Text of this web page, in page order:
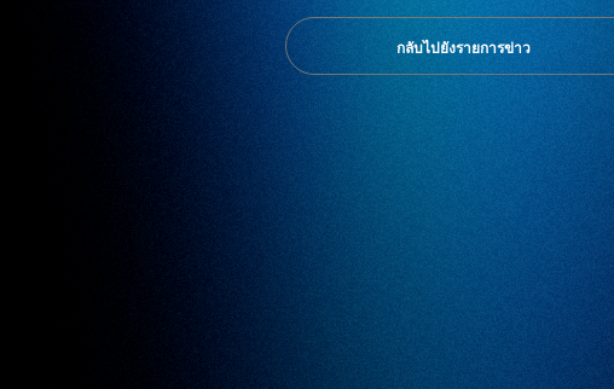
กลับไปยังรายการข่าว